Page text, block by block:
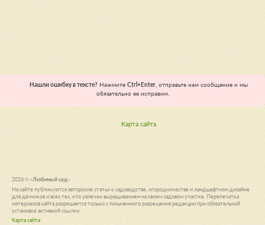
Нашли ошибку в тексте?Нажмите Ctrl+Enter, отправьте нам сообщение и мы
обязательно ее исправим.
Карта сайта
2026 ©«Любимый сад»
На сайте публикуются авторские статьи о садоводстве, огородничестве и ландшафтном дизайне
для дачников и всех тех, кто увлечен выращиванием на своем садовом участке. Перепечатка
материалов сайта разрешается только с письменного разрешения редакции при обязательной
установке активной ссылки.
Карта сайта